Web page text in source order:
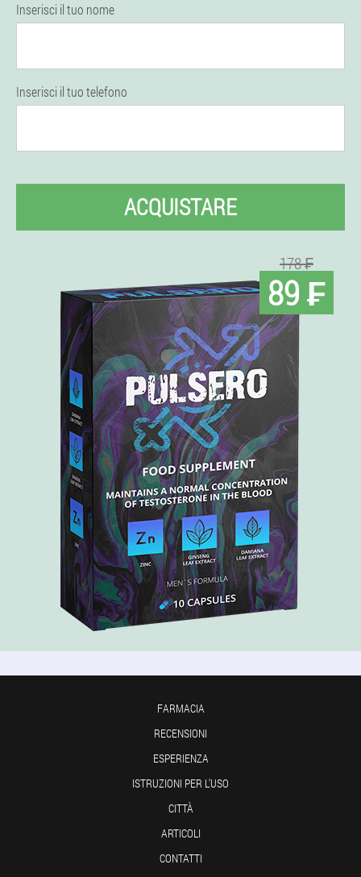
Inserisci il tuo nome
Inserisci il tuo telefono
ACQUISTARE
178 ₣
89 ₣
FARMACIA
RECENSIONI
ESPERIENZA
ISTRUZIONI PER L'USO
CITTÀ
ARTICOLI
CONTATTI